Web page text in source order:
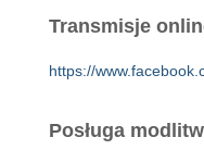
Transmisje
https://
Posługa